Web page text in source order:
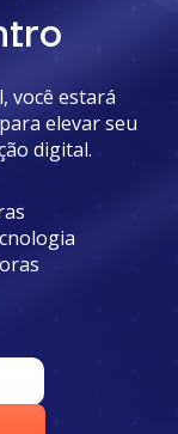
você estará
elevar seu
digital.